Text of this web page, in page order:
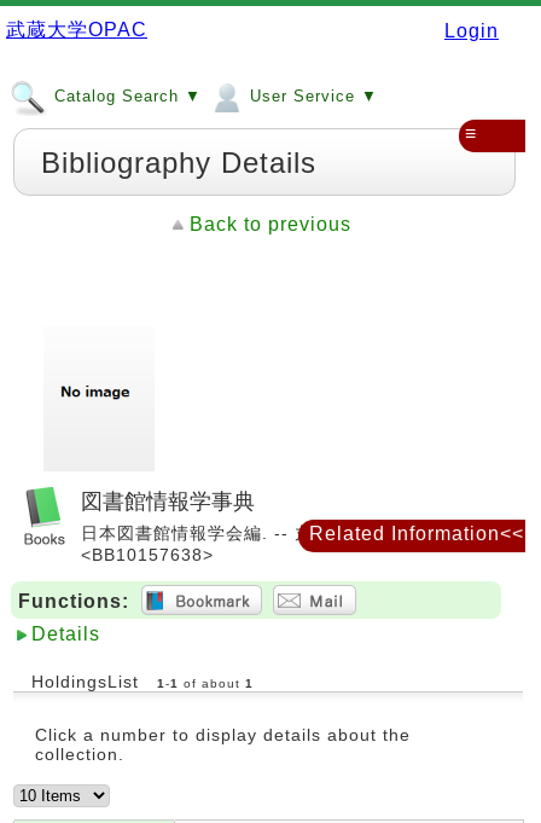
武蔵大学OPAC Login
Catalog Search ▼ User Service ▼
≡
Bibliography Details
Back to previous
図書館情報学事典
日本図書館情報学会編. -- 丸善出版, 2023.
<BB10157638>
Functions:
Details
HoldingsList 1 -1 of about 1
Click a number to display details about the
collection.
Related Information<<